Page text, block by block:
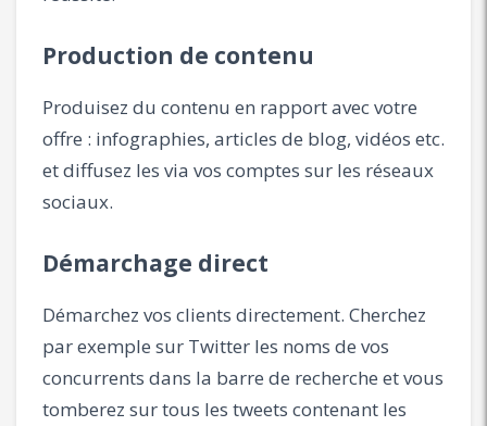
Production de contenu
Produisez du contenu en rapport avec votre
offre : infographies, articles de blog, vidéos etc.
et diffusez les via vos comptes sur les réseaux
sociaux.
Démarchage direct
Démarchez vos clients directement. Cherchez
par exemple sur Twitter les noms de vos
concurrents dans la barre de recherche et vous
tomberez sur tous les tweets contenant les